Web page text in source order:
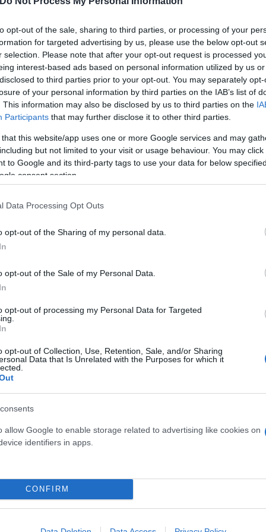
opt-out of the sale, sharing to third parties, or processing of your
for targeted advertising by us, please use the below opt-out
selection. Please note that after your opt-out request is processed
interest-based ads based on personal information utilized by us
to third parties prior to your opt-out. You may separately
of your personal information by third parties on the IAB’s list of
This information may also be disclosed by us to third parties on the
Participants that may further disclose it to other third parties.
that this website/app uses one or more Google services and may
but not limited to your visit or usage behaviour. You may
to Google and its third-party tags to use your data for below
consent section.
Data Processing Opt Outs
opt-out of the Sharing of my personal data.
opt-out of the Sale of my Personal Data.
opt-out of processing my Personal Data for Targeted
opt-out of Collection, Use, Retention, Sale, and/or Sharing
Data that Is Unrelated with the Purposes for which it
allow Google to enable storage related to advertising like cookies on
identifiers in apps.
CONFIRM
ασφάλειας» και μετά την προσπάθεια
στοχοποίησης του τότε βασικού
«Μόλις ημέρες πριν, για λόγους που
από τις ελληνικές μυστικές υπηρεσίες».
στην Ελλάδα, «αλλά επί Μητσοτάκη
ευθυνών. Από τις πρώτες ενέργειές του
τις μυστικές υπηρεσίες, αμέσως μετά να
εταιρείας ασφαλείας. Από τότε, ο αριθμός
Το τελευταίο έτος κατά μέσο όρο εγκρινόταν η
από 15.000 ελληνικοί αριθμοί
αν οι τηλεφωνικές παρακολουθήσεις είναι
σαφώς από την Ευρωπαϊκή Ένωση είναι κάτι
που ήδη κάνουν εκτενή καμπάνια
διεισδυτικές παρακολουθήσεις; Μπορεί η
ο δημοσιογράφος.
του Κυριάκου Μητσοτάκη και πρώην
το ρόλο του Γρηγόρη Δημητριάδη ως
επιχειρηματικές συναλλαγές του με κύκλους
και καταχωρισμένη στην Κύπρο που
ο ίδιος αντί να απαντήσει ευθέως έκανε λόγο
του υποστηρίζουν ότι το ελληνικό κράτο
Όπως υπογραμμίζει ο Κλαπ, «το αν η
παραμένει ένα ανοιχτό ερώτημα».
στην Αθήνα δεν έχουν ερευνηθεί ακόμη από
ώρα, ο επικεφαλής των μυστικών υπηρεσιών και
αλλά κατά το κυβερνητικό αφήγημα